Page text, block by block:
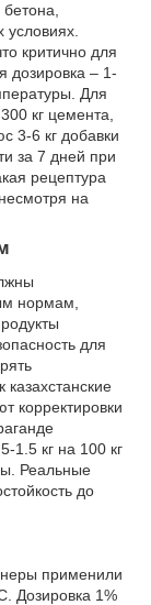
условиях.
критично для
дозировка – 1-
Для
кг цемента,
3-6 кг добавки
за 7 дней при
рецептура
на
нормам,
для
корректировки
1.5 кг на 100 кг
Реальные
до
применили
Дозировка 1%